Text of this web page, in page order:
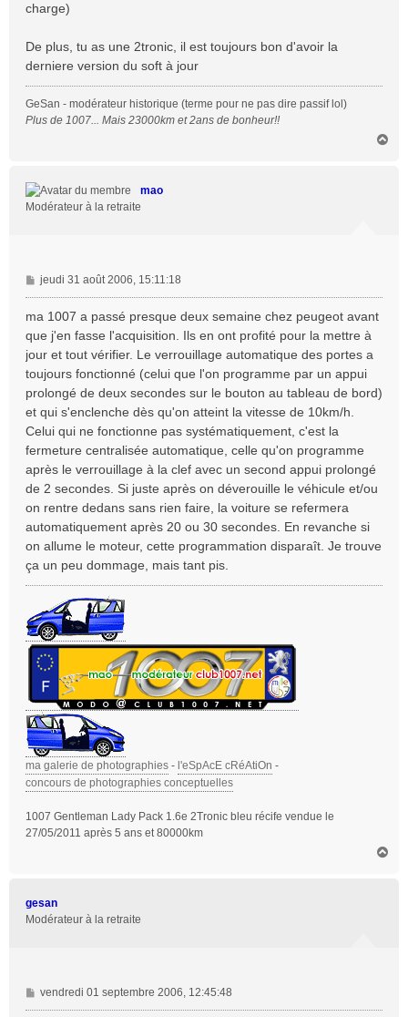
charge)
De plus, tu as une 2tronic, il est toujours bon d'avoir la
derniere version du soft à jour
GeSan - modérateur historique (terme pour ne pas dire passif lol)
Plus de 1007... Mais 23000km et 2ans de bonheur!!
mao
Modérateur à la retraite
M
e
s
g
e
jeudi 31 août 2006, 15:11:18
ma 1007 a passé presque deux semaine chez peugeot avant
que j'en fasse l'acquisition. Ils en ont profité pour la mettre à
jour et tout vérifier. Le verrouillage automatique des portes a
toujours fonctionné (celui que l'on programme par un appui
prolongé de deux secondes sur le bouton au tableau de bord)
et qui s'enclenche dès qu'on atteint la vitesse de 10km/h.
Celui qui ne fonctionne pas systématiquement, c'est la
fermeture centralisée automatique, celle qu'on programme
après le verrouillage à la clef avec un second appui prolongé
de 2 secondes. Si juste après on déverouille le véhicule et/ou
on rentre dedans sans rien faire, la voiture se refermera
automatiquement après 20 ou 30 secondes. En revanche si
on allume le moteur, cette programmation disparaît. Je trouve
ça un peu dommage, mais tant pis.
ma galerie de photographies - l'eSpAcE cRéAtiOn -
concours de photographies conceptuelles
1007 Gentleman Lady Pack 1.6e 2Tronic bleu récife vendue le
27/05/2011 après 5 ans et 80000km
gesan
Modérateur à la retraite
M
e
vendredi 01 septembre 2006, 12:45:48